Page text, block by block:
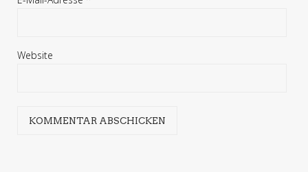
Website